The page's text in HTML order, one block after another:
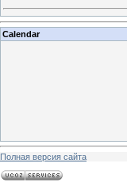
Calendar
Полная версия сайта